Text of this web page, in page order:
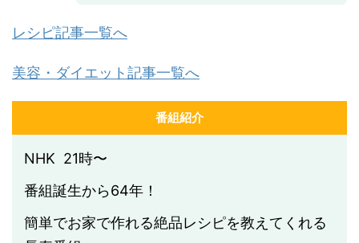
レシピ記事一覧へ
美容・ダイエット記事一覧へ
番組紹介
NHK 21時〜
番組誕生から64年！
簡単でお家で作れる絶品レシピを教えてくれる